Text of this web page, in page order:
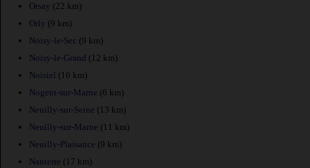
Orsay (22 km)
Orly (9 km)
Noisy-le-Sec (9 km)
Noisy-le-Grand (12 km)
Noisiel (16 km)
Nogent-sur-Marne (6 km)
Neuilly-sur-Seine (13 km)
Neuilly-sur-Marne (11 km)
Neuilly-Plaisance (9 km)
Nanterre (17 km)